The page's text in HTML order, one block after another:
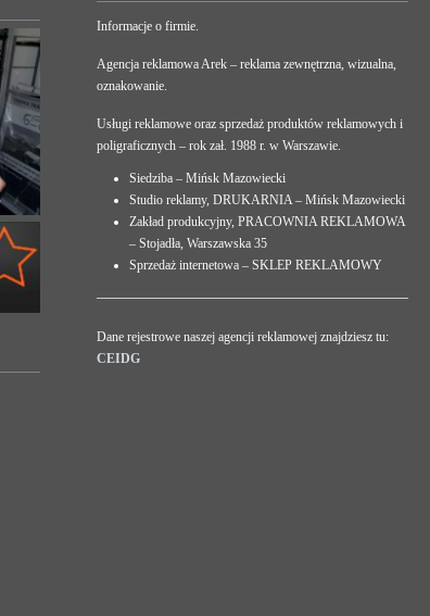
Informacje o firmie.
Agencja reklamowa Arek – reklama zewnętrzna, wizualna,
oznakowanie.
Usługi reklamowe oraz sprzedaż produktów reklamowych i
poligraficznych – rok zał. 1988 r. w Warszawie.
Siedziba – Mińsk Mazowiecki
Studio reklamy, DRUKARNIA – Mińsk Mazowiecki
Zakład produkcyjny, PRACOWNIA REKLAMOWA
– Stojadła, Warszawska 35
Sprzedaż internetowa – SKLEP REKLAMOWY
Dane rejestrowe naszej agencji reklamowej znajdziesz tu:
CEIDG